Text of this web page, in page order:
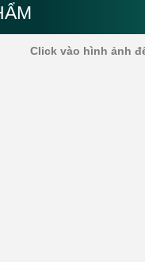
Click vào hình ảnh